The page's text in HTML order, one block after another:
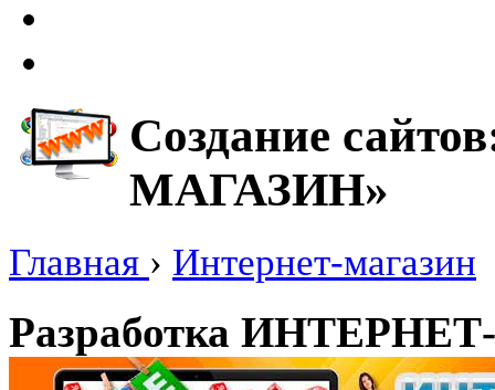
Создание
МАГАЗИН»
Главная › Интернет-магазин
Разработка